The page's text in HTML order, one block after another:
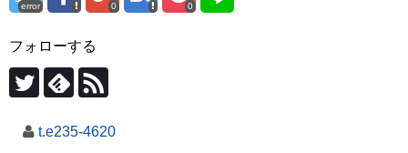
error 0 0
フォローする
t.e235-4620